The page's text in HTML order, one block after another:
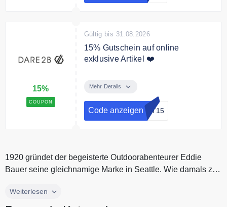
15%
COUPON
Gültig bis 31.08.2026
15% Gutschein auf online
exklusive Artikel ❤️
exklusive Artikel
Mehr Details
Code anzeigen OT15
1920 gründet der begeisterte Outdoorabenteurer Eddie
Bauer seine gleichnamige Marke in Seattle. Wie damals zur
1920 gründet der begeisterte Outdoorabenteurer Eddie
Weiterlesen